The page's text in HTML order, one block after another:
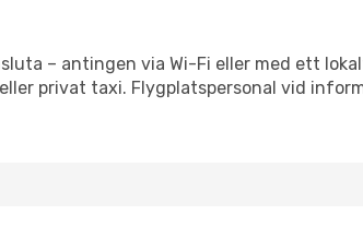
– antingen via Wi-Fi eller med ett
privat taxi. Flygplatspersonal vid